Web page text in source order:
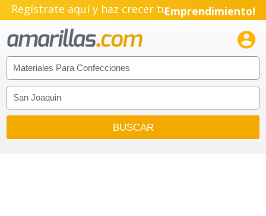
Regístrate aquí y haz crecer tuEmprendimiento!
